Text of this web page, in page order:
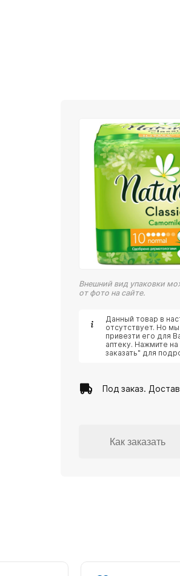
Внешний вид упаковки
от фото на сайте.
Данный товар в
отсутствует. Но
привезти его для
аптеку. Нажмите на
заказать" для
Под заказ.
Как заказать